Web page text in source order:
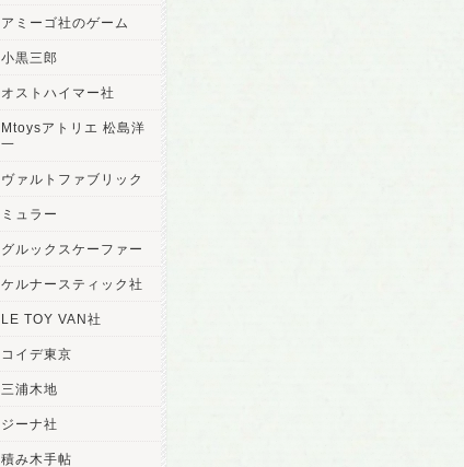
アミーゴ社のゲーム
小黒三郎
オストハイマー社
Mtoysアトリエ 松島洋
一
ヴァルトファブリック
ミュラー
グルックスケーファー
ケルナースティック社
LE TOY VAN社
コイデ東京
三浦木地
ジーナ社
積み木手帖